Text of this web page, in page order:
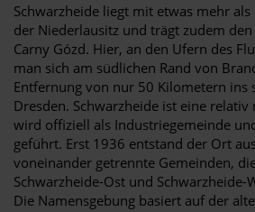
Schwarzheide liegt mit etwas mehr
der Niederlausitz und trägt zudem
Carny Gózd. Hier, an den Ufern des
man sich am südlichen Rand von
Entfernung von nur 50 Kilometern ins
Dresden. Schwarzheide ist eine relativ
wird offiziell als Industriegemeinde
geführt. Erst 1936 entstand der Ort
voneinander getrennte Gemeinden,
Schwarzheide-Ost und Schwarzheide-
Die Namensgebung basiert auf der